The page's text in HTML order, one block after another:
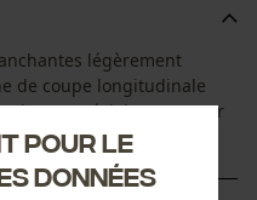
légèrement
de coupe longitudinale
spécialement pour
pour le
données